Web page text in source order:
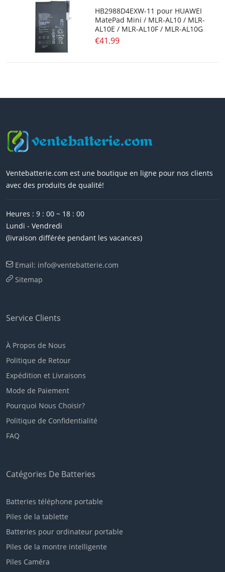
ESSCORP
AORUS
RTDPART
IRBIS
WINBOOK
AUTEL
RAZER
ONN
DURABOOK
GPD
SHARK
ECS
POSITIVO
KUU
HB2988D4EXW-11 pour HUAWEI
MatePad Mini / MLR-AL10 / MLR-
AL10E / MLR-AL10F / MLR-AL10G
€41.99
Ventebatterie.com est une boutique en ligne pour nos clients
avec des produits de qualité!
Heures : 9 : 00 ~ 18 : 00
Lundi - Vendredi
(livraison différée pendant les vacances)
Email: info@ventebatterie.com
Sitemap
Service Clients
À Propos de Nous
Politique de Retour
Expédition et Livraisons
Mode de Paiement
Pourquoi Nous Choisir?
Politique de Confidentialité
FAQ
Catégories De Batteries
Batteries téléphone portable
Piles de la tablette
Batteries pour ordinateur portable
Piles de la montre intelligente
Piles Caméra